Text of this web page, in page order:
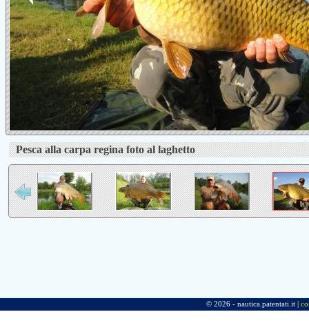
Pesca alla carpa regina foto al laghetto
© 2026 - nautica.patentati.it |